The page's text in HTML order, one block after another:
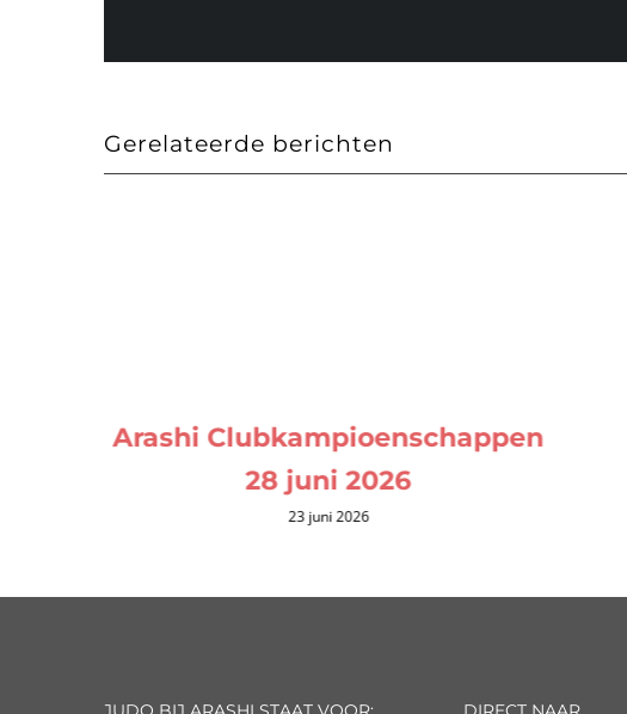
Gerelateerde berichten
Arashi Clubkampioenschappen
28 juni 2026
23 juni 2026